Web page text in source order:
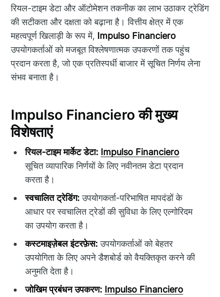
रियल-टाइम डेटा और ऑटोमेशन तकनीक का लाभ उठाकर ट्रेडिंग
की सटीकता और दक्षता को बढ़ाना है। वित्तीय क्षेत्र में एक
महत्वपूर्ण खिलाड़ी के रूप में, Impulso Financiero
उपयोगकर्ताओं को मजबूत विश्लेषणात्मक उपकरणों तक पहुंच
प्रदान करता है, जो एक प्रतिस्पर्धी बाजार में सूचित निर्णय लेना
संभव बनाता है।
Impulso Financiero की मुख्य
विशेषताएं
रियल-टाइम मार्केट डेटा: Impulso Financiero
सूचित व्यापारिक निर्णयों के लिए नवीनतम डेटा प्रदान
करता है।
स्वचालित ट्रेडिंग:उपयोगकर्ता-परिभाषित मापदंडों के
आधार पर स्वचालित ट्रेडों की सुविधा के लिए एल्गोरिदम
का उपयोग करता है।
कस्टमाइज़ेबल इंटरफ़ेस:उपयोगकर्ताओं को बेहतर
उपयोगिता के लिए अपने डैशबोर्ड को वैयक्तिकृत करने की
अनुमति देता है।
जोखिम प्रबंधन उपकरण: Impulso Financiero